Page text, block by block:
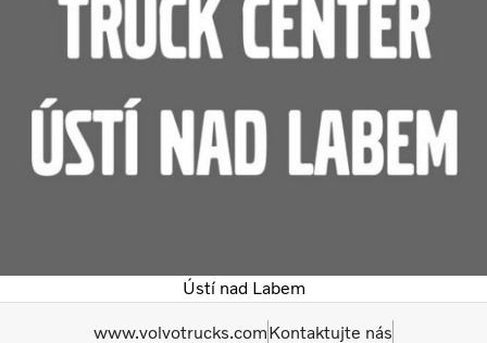
Ústí nad Labem
www.volvotrucks.comKontaktujte nás